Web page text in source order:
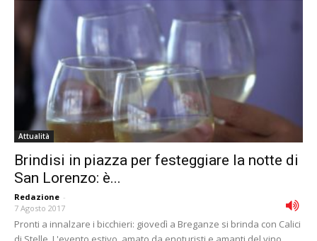
Attualità
Brindisi in piazza per festeggiare la notte di
San Lorenzo: è...
Redazione -
7 Agosto 2017
Pronti a innalzare i bicchieri: giovedì a Breganze si brinda con Calici